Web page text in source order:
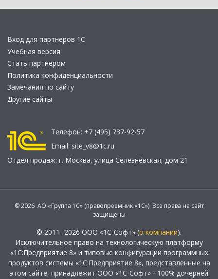
Вход для партнеров 1С
Учебная версия
Стать партнером
Политика конфиденциальности
Замечания по сайту
Другие сайты
Телефон: +7 (495) 737-92-57
Email: site_v8@1c.ru
Отдел продаж: г. Москва, улица Селезнёвская, дом 21
© 2026 АО «Группа 1С» (правопреемник «1С»). Все права на сайт
защищены
© 2011- 2026 ООО «1С-Софт» (о компании).
Исключительное право на технологическую платформу
«1С:Предприятие 8» и типовые конфигурации программных
продуктов системы «1С:Предприятие 8», представленные на
этом сайте, принадлежит ООО «1С-Софт» - 100% дочерней